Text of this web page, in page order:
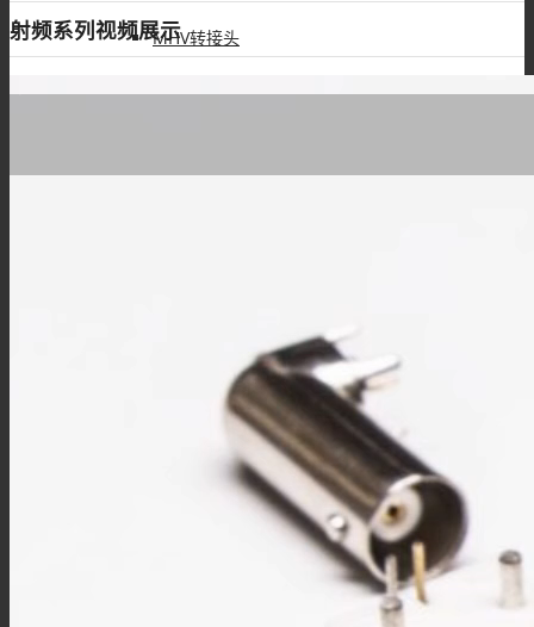
MHV转接头
M8板端插座
M8组装接头
射频系列视频展示